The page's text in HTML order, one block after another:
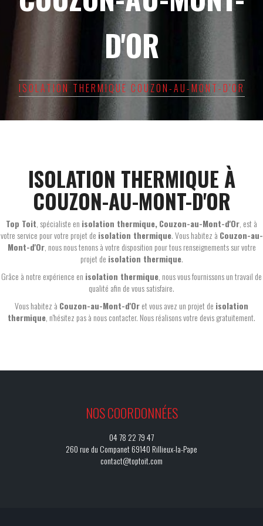
D'OR
ISOLATION THERMIQUE COUZON-AU-MONT-D'OR
ISOLATION THERMIQUE À
COUZON-AU-MONT-D'OR
Top Toit , spécialiste en isolation thermique,Couzon-au-Mont-d'Or , est à
votre service pour votre projet de isolation thermique. Vous habitez à Couzon-au-
Mont-d'Or, nous nous tenons à votre disposition pour tous renseignements sur votre
projet de isolation thermique.
Grâce à notre expérience en isolation thermique , nous vous fournissons un travail de
qualité afin de vous satisfaire.
Vous habitez à Couzon-au-Mont-d'Oret vous avez un projet de isolation
thermique , n'hésitez pas à nous contacter. Nous réalisons votre devis gratuitement.
NOS COORDONNÉES
04 78 22 79 47
260 rue du Companet 69140 Rillieux-la-Pape
contact@toptoit.com